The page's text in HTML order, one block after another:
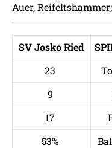
Auer,
SV Josko Ried
23
9
17
53%